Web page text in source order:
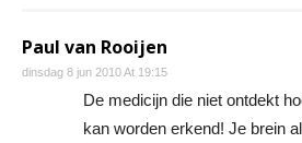
Paul van Rooijen
dinsdag 8 jun 2010 At 19:15
De medicijn die niet ontdekt
kan worden erkend! Je brein